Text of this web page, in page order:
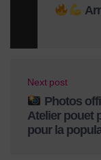
Next post
Photos
Atelier pouet
pour la